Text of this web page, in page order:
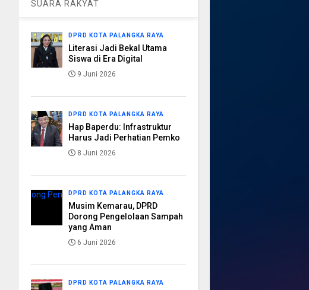
SUARA RAKYAT
DPRD KOTA PALANGKA RAYA
Literasi Jadi Bekal Utama
Siswa di Era Digital
9 Juni 2026
DPRD KOTA PALANGKA RAYA
Hap Baperdu: Infrastruktur
Harus Jadi Perhatian Pemko
8 Juni 2026
DPRD KOTA PALANGKA RAYA
Musim Kemarau, DPRD
Dorong Pengelolaan Sampah
yang Aman
6 Juni 2026
DPRD KOTA PALANGKA RAYA